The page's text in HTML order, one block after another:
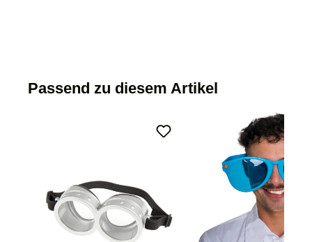
Passend zu diesem Artikel